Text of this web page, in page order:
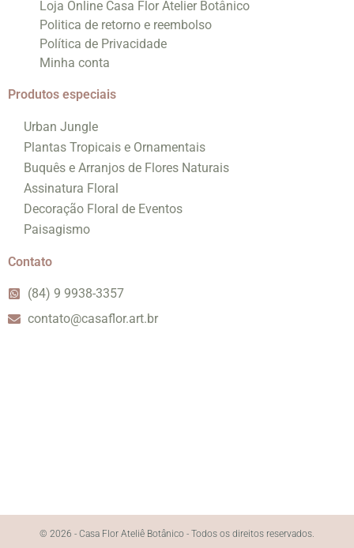
Loja Online Casa Flor Atelier Botânico
Politica de retorno e reembolso
Política de Privacidade
Minha conta
Produtos especiais
Urban Jungle
Plantas Tropicais e Ornamentais
Buquês e Arranjos de Flores Naturais
Assinatura Floral
Decoração Floral de Eventos
Paisagismo
Contato
(84) 9 9938-3357
contato@casaflor.art.br
© 2026 - Casa Flor Ateliê Botânico - Todos os direitos reservados.